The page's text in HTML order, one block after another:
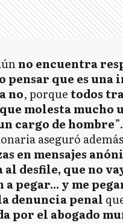
no encuentra
pensar que es
no, porque todos
molesta mucho
cargo de hombre”.
aseguró
en mensajes
al desfile, que no
a pegar... y me
denuncia penal
por el abogado